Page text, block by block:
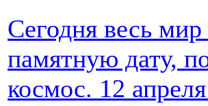
Сегодня весь
памятную дату,
космос. 12